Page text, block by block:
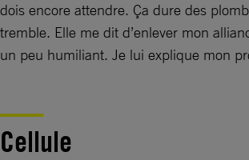
dois encore attendre. Ça dure des
tremble. Elle me dit d’enlever mon
un peu humiliant. Je lui explique mon
Cellule